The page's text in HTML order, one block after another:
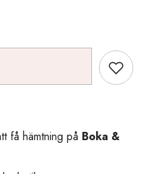
få hämtning på Boka &